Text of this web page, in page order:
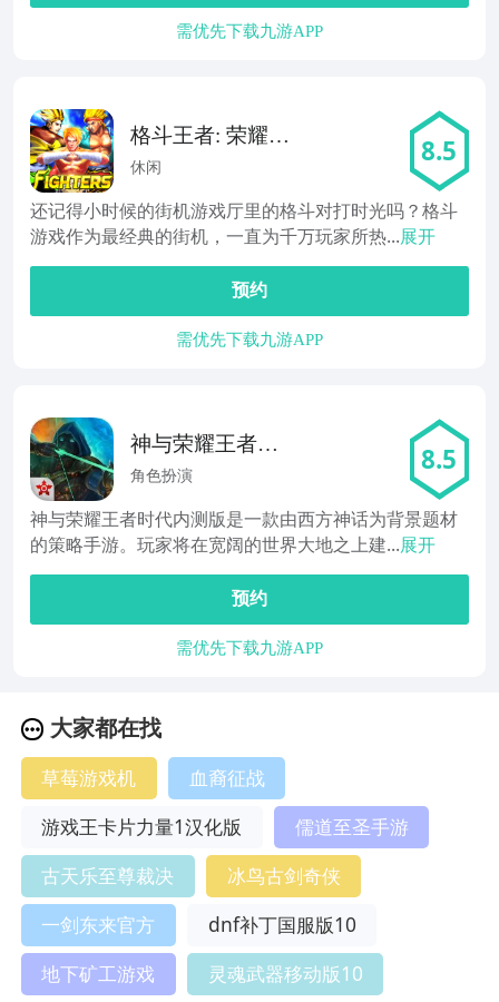
需优先下载九游APP
格斗王者: 荣耀之
战
休闲 8.5
还记得小时候的街机游戏厅里的格斗对打时光吗？格斗
游戏作为最经典的街机，一直为千万玩家所热...展开
预约
需优先下载九游APP
神与荣耀王者时
代
角色扮演 8.5
神与荣耀王者时代内测版是一款由西方神话为背景题材
的策略手游。玩家将在宽阔的世界大地之上建...展开
预约
需优先下载九游APP
大家都在找
草莓游戏机
血裔征战
游戏王卡片力量1汉化版
儒道至圣手游
古天乐至尊裁决
冰鸟古剑奇侠
一剑东来官方
dnf补丁国服版10
地下矿工游戏
灵魂武器移动版10